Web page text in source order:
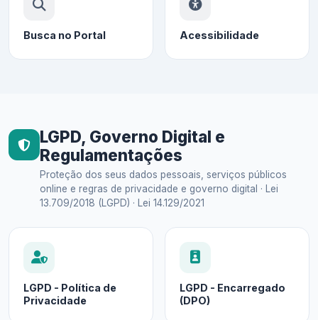
Busca no Portal Acessibilidade
LGPD, Governo Digital e
Regulamentações
Proteção dos seus dados pessoais, serviços públicos
online e regras de privacidade e governo digital · Lei
13.709/2018 (LGPD) · Lei 14.129/2021
LGPD - Política de
Privacidade
LGPD - Encarregado
(DPO)